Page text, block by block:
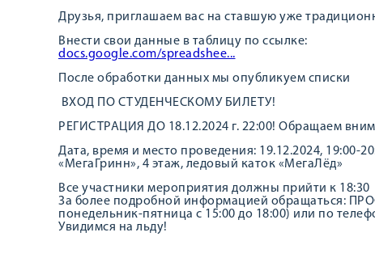
Друзья, приглашаем вас на ставшую уже
Внести свои данные в таблицу по ссылке:
docs.google.com/spreadshee...
После обработки данных мы опубликуем списки
ВХОД ПО СТУДЕНЧЕСКОМУ БИЛЕТУ!
РЕГИСТРАЦИЯ ДО 18.12.2024 г. 22:00! Обращаем
Дата, время и место проведения: 19.12.2024, 19:00-
«МегаГринн», 4 этаж, ледовый каток «МегаЛёд»
Все участники мероприятия должны прийти к 18:30
За более подробной информацией обращаться:
понедельник-пятница с 15:00 до 18:00) или по
Увидимся на льду!